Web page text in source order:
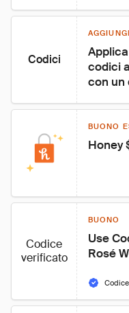
Codici
codici
con un
BUONO
Honey
Codice
verificato
BUONO
Use
Rosé